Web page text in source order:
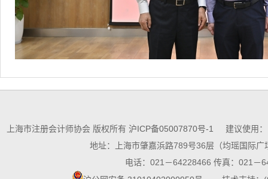
上海市注册会计师协会 版权所有 沪ICP备05007870号-1 建议使用：
地址：上海市肇嘉浜路789号36层（均瑶国际广
电话：021－64228466 传真：021－